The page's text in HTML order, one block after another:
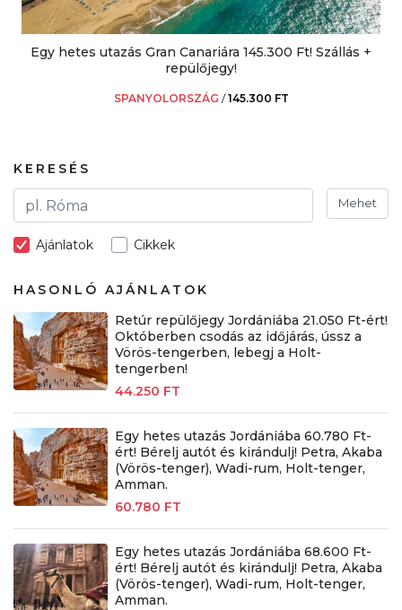
Egy hetes utazás Gran Canariára 145.300 Ft! Szállás +
repülőjegy!
SPANYOLORSZÁG /145.300 FT
KERESÉS
Mehet
Ajánlatok Cikkek
HASONLÓ AJÁNLATOK
Retúr repülőjegy Jordániába 21.050 Ft-ért!
Októberben csodás az időjárás, ússz a
Vörös-tengerben, lebegj a Holt-
tengerben!
44.250 FT
Egy hetes utazás Jordániába 60.780 Ft-
ért! Bérelj autót és kirándulj! Petra, Akaba
(Vörös-tenger), Wadi-rum, Holt-tenger,
Amman.
60.780 FT
Egy hetes utazás Jordániába 68.600 Ft-
ért! Bérelj autót és kirándulj! Petra, Akaba
(Vörös-tenger), Wadi-rum, Holt-tenger,
Amman.